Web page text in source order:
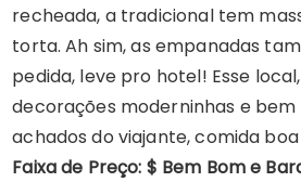
recheada, a tradicional tem
torta. Ah sim, as empanadas
pedida, leve pro hotel! Esse
decorações moderninhas e bem
achados do viajante, comida
Faixa de Preço: $ Bem Bom e